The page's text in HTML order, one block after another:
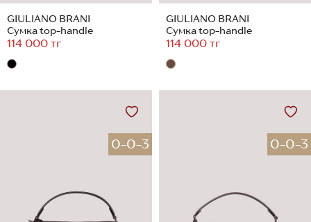
GIULIANO BRANI
Сумка top-handle
114 000 тг
GIULIANO BRANI
Сумка top-handle
114 000 тг
0-0-3 0-0-3